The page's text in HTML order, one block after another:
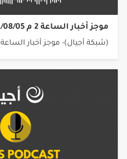
موجز أخبار الساعة 2 م 2026/08/05
(شبكة أجيال)- موجز أخبار الساعة 2 م 2026/08/05